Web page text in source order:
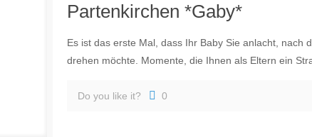
Partenkirchen *Gaby*
Es ist das erste Mal, dass Ihr Baby Sie anlacht, nach
drehen möchte. Momente, die Ihnen als Eltern ein
Do you like it? 0